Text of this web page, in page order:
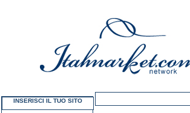
INSERISCI IL TUO SITO